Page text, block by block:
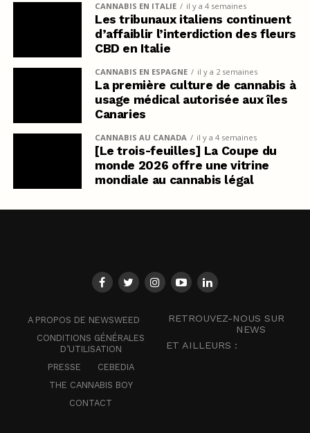
CANNABIS EN ITALIE il y a 4 semaines
Les tribunaux italiens continuent
d’affaiblir l’interdiction des fleurs
CBD en Italie
CANNABIS EN ESPAGNE il y a 2 semaines
La première culture de cannabis à
usage médical autorisée aux îles
Canaries
CANNABIS AU CANADA il y a 4 semaines
[Le trois-feuilles] La Coupe du
monde 2026 offre une vitrine
mondiale au cannabis légal
A PROPOS DE NEWSWEED
CONDITIONS GÉNÉRALES
D’UTILISATION
PRESSE
CEBEDIA
THE CANNABIS BOY
CONTACT
RETROUVEZ-NOUS SUR
NEWS
ET AILLEURS :